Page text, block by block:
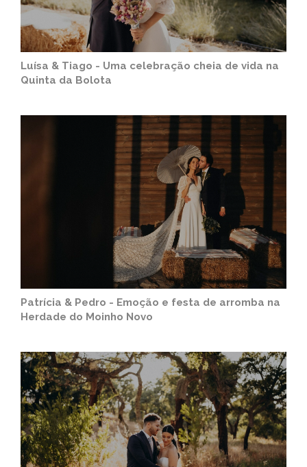
Luísa & Tiago - Uma celebração cheia de vida na
Quinta da Bolota
Patrícia & Pedro - Emoção e festa de arromba na
Herdade do Moinho Novo